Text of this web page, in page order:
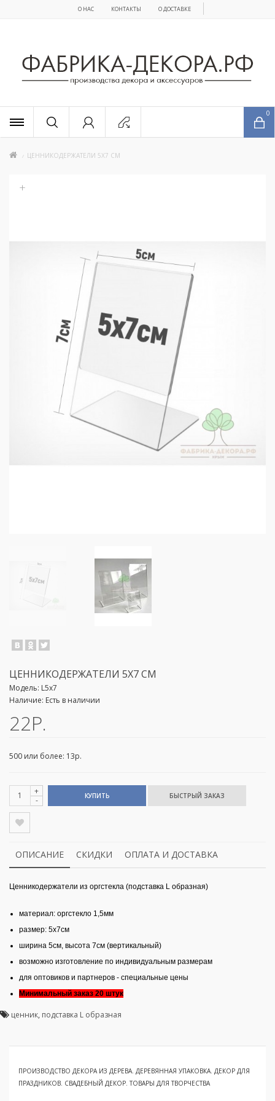
О НАС КОНТАКТЫ О ДОСТАВКЕ
0
ЦЕННИКОДЕРЖАТЕЛИ 5Х7 СМ
+
ЦЕННИКОДЕРЖАТЕЛИ 5Х7 СМ
Модель: L5х7
Наличие: Есть в наличии
22Р.
500 или более: 13р.
+
-
КУПИТЬ
ОПИСАНИЕ СКИДКИ ОПЛАТА И ДОСТАВКА
Ценникодержатели из оргстекла (подставка L образная)
материал: оргстекло 1,5мм
размер: 5х7см
ширина 5см, высота 7см (вертикальный)
возможно изготовление по индивидуальным размерам
для оптовиков и партнеров - специальные цены
Минимальный заказ 20 штук
ценник, подставка L образная
ПРОИЗВОДСТВО ДЕКОРА ИЗ ДЕРЕВА. ДЕРЕВЯННАЯ УПАКОВКА. ДЕКОР ДЛЯ
ПРАЗДНИКОВ. СВАДЕБНЫЙ ДЕКОР. ТОВАРЫ ДЛЯ ТВОРЧЕСТВА